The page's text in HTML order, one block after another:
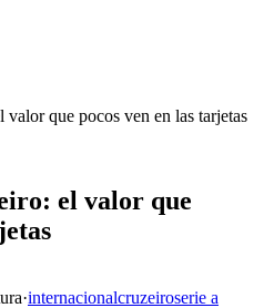
que pocos ven en las tarjetas
el valor que
·internacionalcruzeiroserie a